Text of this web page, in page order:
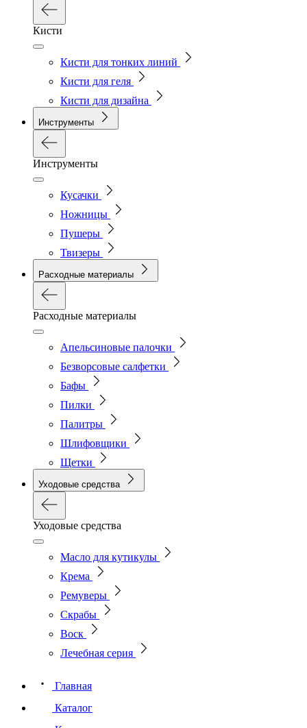
Кисти
Кисти для тонких линий
Кисти для геля
Кисти для дизайна
Инструменты
Инструменты
Кусачки
Ножницы
Пушеры
Твизеры
Расходные материалы
Расходные материалы
Апельсиновые палочки
Безворсовые салфетки
Бафы
Пилки
Палитры
Шлифовщики
Щетки
Уходовые средства
Уходовые средства
Масло для кутикулы
Крема
Ремуверы
Скрабы
Воск
Лечебная серия
Главная
Каталог